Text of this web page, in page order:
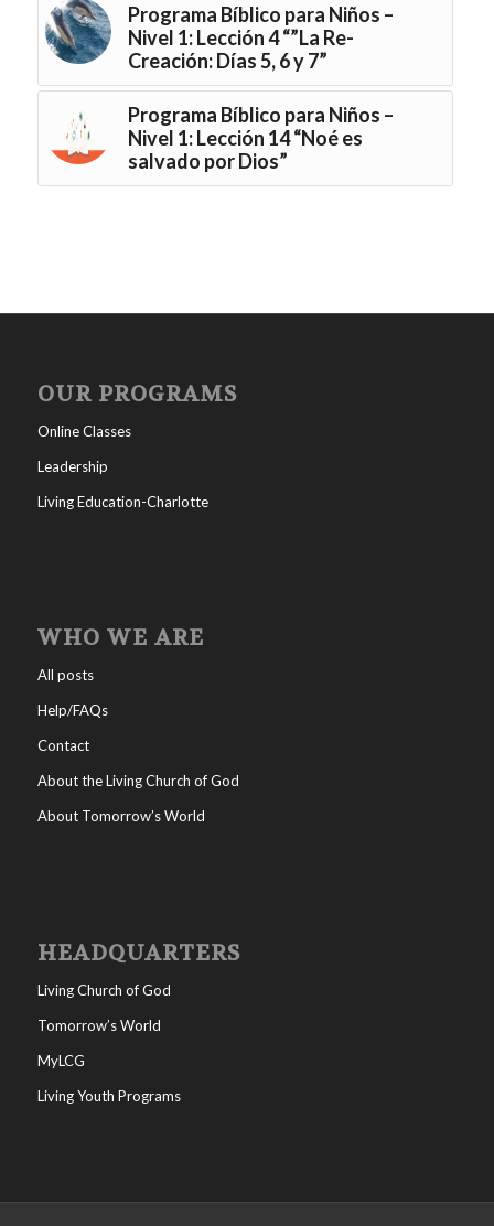
Programa Bíblico para Niños –
Nivel 1: Lección 4 “”La Re-
Creación: Días 5, 6 y 7”
Programa Bíblico para Niños –
Nivel 1: Lección 14 “Noé es
salvado por Dios”
OUR PROGRAMS
Online Classes
Leadership
Living Education-Charlotte
WHO WE ARE
All posts
Help/FAQs
Contact
About the Living Church of God
About Tomorrow’s World
HEADQUARTERS
Living Church of God
Tomorrow’s World
MyLCG
Living Youth Programs